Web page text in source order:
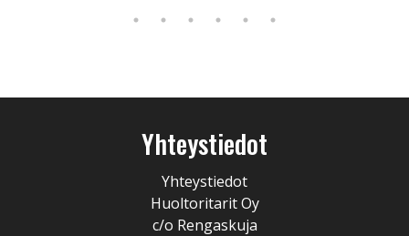
Yhteystiedot
Yhteystiedot
Huoltoritarit Oy
c/o Rengaskuja